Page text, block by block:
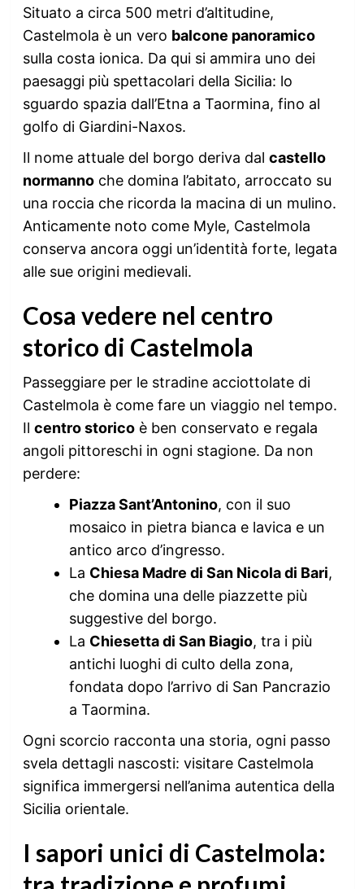
Situato a circa 500 metri d’altitudine,
Castelmola è un vero balcone panoramico
sulla costa ionica. Da qui si ammira uno dei
paesaggi più spettacolari della Sicilia: lo
sguardo spazia dall’Etna a Taormina, fino al
golfo di Giardini-Naxos.
Il nome attuale del borgo deriva dal castello
normannoche domina l’abitato, arroccato su
una roccia che ricorda la macina di un mulino.
Anticamente noto come Myle, Castelmola
conserva ancora oggi un’identità forte, legata
alle sue origini medievali.
Cosa vedere nel centro
storico di Castelmola
Passeggiare per le stradine acciottolate di
Castelmola è come fare un viaggio nel tempo.
Il centro storicoè ben conservato e regala
angoli pittoreschi in ogni stagione. Da non
perdere:
Piazza Sant’Antonino, con il suo
mosaico in pietra bianca e lavica e un
antico arco d’ingresso.
La Chiesa Madre di San Nicola di Bari,
che domina una delle piazzette più
suggestive del borgo.
La Chiesetta di San Biagio, tra i più
antichi luoghi di culto della zona,
fondata dopo l’arrivo di San Pancrazio
a Taormina.
Ogni scorcio racconta una storia, ogni passo
svela dettagli nascosti: visitare Castelmola
significa immergersi nell’anima autentica della
Sicilia orientale.
I sapori unici di Castelmola: